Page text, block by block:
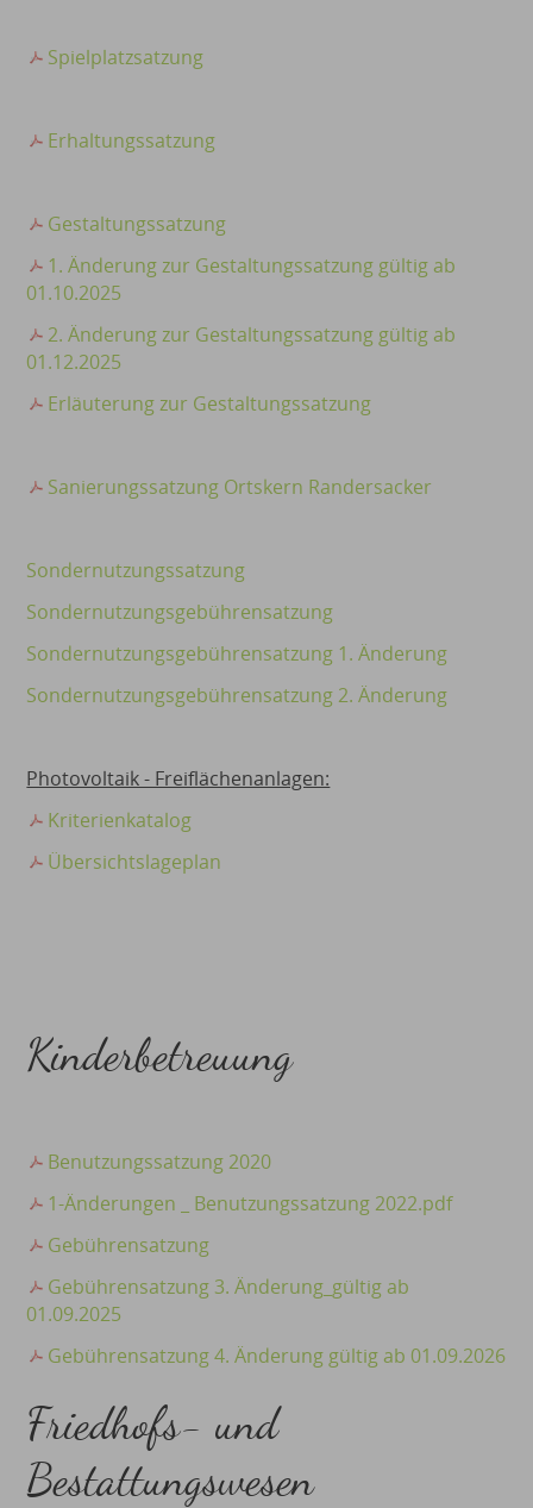
Spielplatzsatzung
Erhaltungssatzung
Gestaltungssatzung
1. Änderung zur Gestaltungssatzung gültig ab
01.10.2025
2. Änderung zur Gestaltungssatzung gültig ab
01.12.2025
Erläuterung zur Gestaltungssatzung
Sanierungssatzung Ortskern Randersacker
Sondernutzungssatzung
Sondernutzungsgebührensatzung
Sondernutzungsgebührensatzung 1. Änderung
Sondernutzungsgebührensatzung 2. Änderung
Photovoltaik - Freiflächenanlagen:
Kriterienkatalog
Übersichtslageplan
Kinderbetreuung
Benutzungssatzung 2020
1-Änderungen _ Benutzungssatzung 2022.pdf
Gebührensatzung
Gebührensatzung 3. Änderung_gültig ab
01.09.2025
Gebührensatzung 4. Änderung gültig ab 01.09.2026
Friedhofs- und
Bestattungswesen